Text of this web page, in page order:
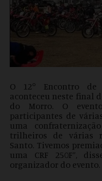
O 12° Encontro de
aconteceu neste final
do Morro. O
participantes de
uma
trilheiros de várias
Santo. Tivemos
uma CRF 250F”,
organizador do evento.